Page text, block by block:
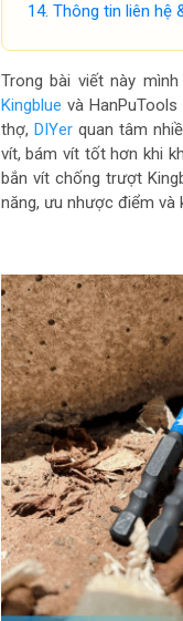
Thông tin liên hệ
Trong bài viết này
Kingblue và
thợ, DIYerquan tâm
vít, bám vít tốt hơn khi
bắn vít chống trượt
năng, ưu nhược điểm và